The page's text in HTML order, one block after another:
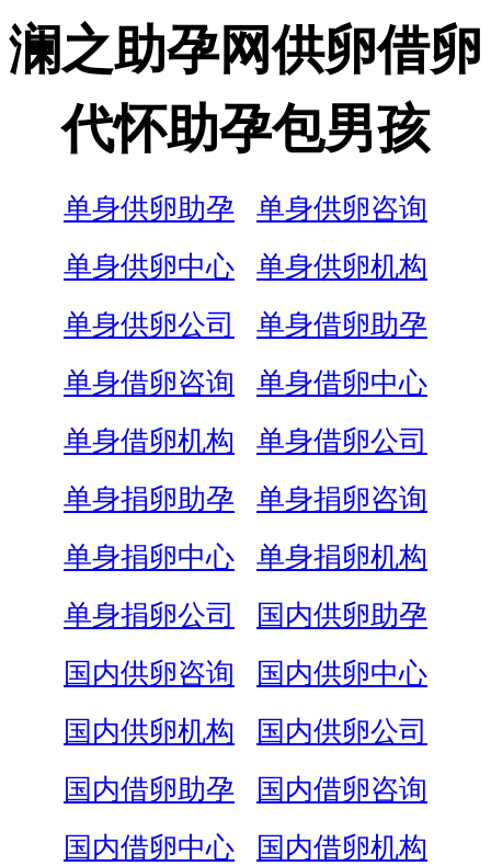
澜之助孕网供卵借卵
代怀助孕包男孩
单身供卵助孕
单身供卵咨询
单身供卵中心
单身供卵机构
单身供卵公司
单身借卵助孕
单身借卵咨询
单身借卵中心
单身借卵机构
单身借卵公司
单身捐卵助孕
单身捐卵咨询
单身捐卵中心
单身捐卵机构
单身捐卵公司
国内供卵助孕
国内供卵咨询
国内供卵中心
国内供卵机构
国内供卵公司
国内借卵助孕
国内借卵咨询
国内借卵中心
国内借卵机构